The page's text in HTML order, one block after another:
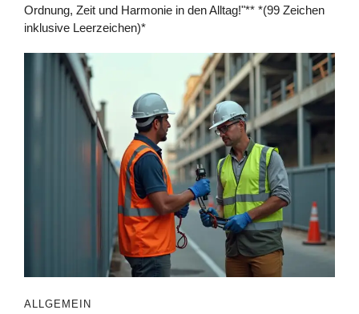
Ordnung, Zeit und Harmonie in den Alltag!"** *(99 Zeichen
inklusive Leerzeichen)*
ALLGEMEIN